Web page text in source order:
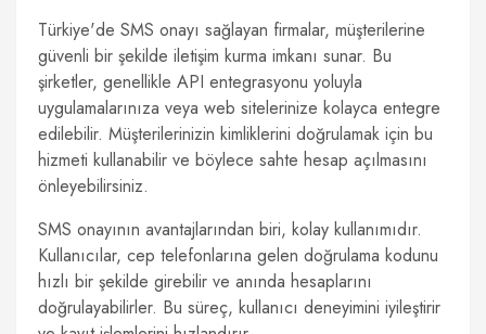
Türkiye'de SMS onayı sağlayan firmalar, müşterilerine
güvenli bir şekilde iletişim kurma imkanı sunar. Bu
şirketler, genellikle API entegrasyonu yoluyla
uygulamalarınıza veya web sitelerinize kolayca entegre
edilebilir. Müşterilerinizin kimliklerini doğrulamak için bu
hizmeti kullanabilir ve böylece sahte hesap açılmasını
önleyebilirsiniz.
SMS onayının avantajlarından biri, kolay kullanımıdır.
Kullanıcılar, cep telefonlarına gelen doğrulama kodunu
hızlı bir şekilde girebilir ve anında hesaplarını
doğrulayabilirler. Bu süreç, kullanıcı deneyimini iyileştirir